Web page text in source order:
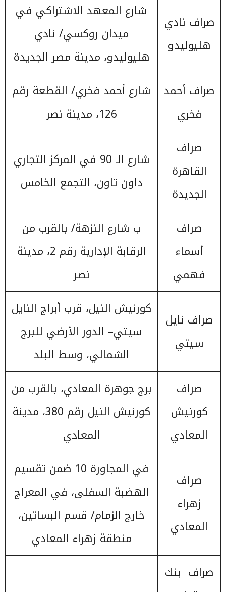
صراف نادي
هليوليدو
شارع المعهد الاشتراكي في
ميدان روكسي/ نادي
هليوليدو، مدينة مصر الجديدة
صراف أحمد
فخري
شارع أحمد فخري/ القطعة رقم
126، مدينة نصر
صراف
القاهرة
الجديدة
شارع الـ 90 في المركز التجاري
داون تاون، التجمع الخامس
صراف
أسماء
فهمي
ب شارع النزهة/ بالقرب من
الرقابة الإدارية رقم 2، مدينة
نصر
صراف نايل
سيتي
كورنيش النيل، قرب أبراج النايل
سيتي– الدور الأرضي للبرج
الشمالي، وسط البلد
صراف
كورنيش
المعادي
برج جوهرة المعادي، بالقرب من
كورنيش النيل رقم 380، مدينة
المعادي
صراف
زهراء
المعادي
في المجاورة 10 ضمن تقسيم
الهضبة السفلى، في المعراج
خارج الزمام/ قسم البساتين،
منطقة زهراء المعادي
صراف بنك